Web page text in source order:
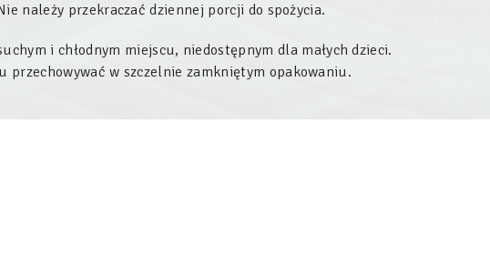
należy przekraczać dziennej porcji do spożycia.
i chłodnym miejscu, niedostępnym dla małych dzieci.
przechowywać w szczelnie zamkniętym opakowaniu.